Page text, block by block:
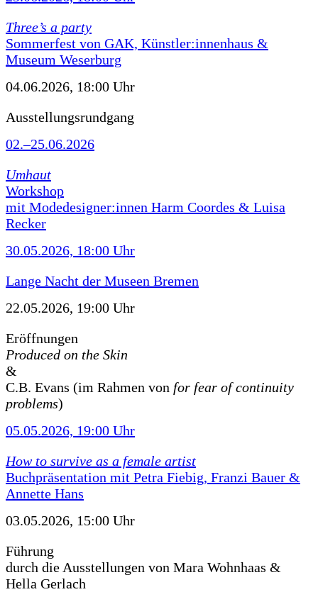
Three’s a party
Sommerfest von GAK, Künstler:innenhaus &
Museum Weserburg
04.06.2026, 18:00 Uhr
Ausstellungsrundgang
02.–25.06.2026
Umhaut
Workshop
mit Modedesigner:innen Harm Coordes & Luisa
Recker
30.05.2026, 18:00 Uhr
Lange Nacht der Museen Bremen
22.05.2026, 19:00 Uhr
Eröffnungen
Produced on the Skin
&
C.B. Evans (im Rahmen von for fear of continuity
problems)
05.05.2026, 19:00 Uhr
How to survive as a female artist
Buchpräsentation mit Petra Fiebig, Franzi Bauer &
Annette Hans
03.05.2026, 15:00 Uhr
Führung
durch die Ausstellungen von Mara Wohnhaas &
Hella Gerlach